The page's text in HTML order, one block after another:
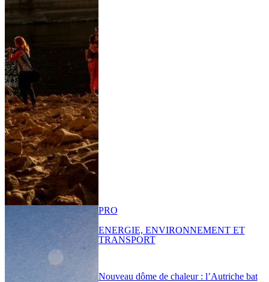
Nouveau dôme de chaleur : l’Autriche bat
PRO
ENERGIE, ENVIRONNEMENT ET
TRANSPORT